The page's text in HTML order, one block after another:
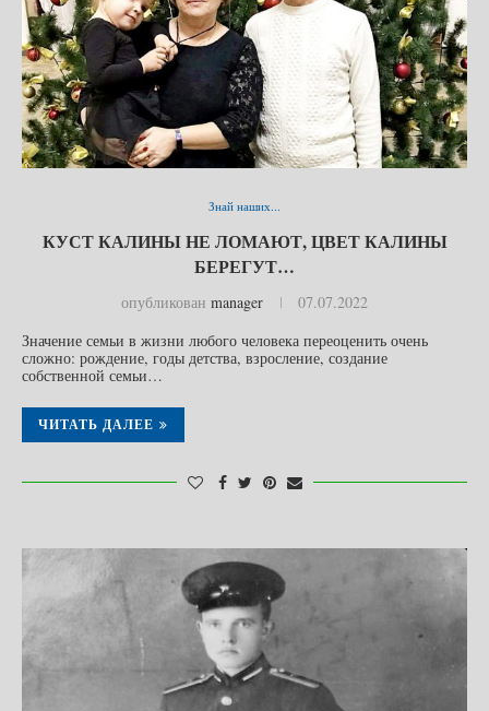
Знай наших...
КУСТ КАЛИНЫ НЕ ЛОМАЮТ, ЦВЕТ КАЛИНЫ
БЕРЕГУТ…
опубликован manager
07.07.2022
Значение семьи в жизни любого человека переоценить очень
сложно: рождение, годы детства, взросление, создание
собственной семьи…
ЧИТАТЬ ДАЛЕЕ